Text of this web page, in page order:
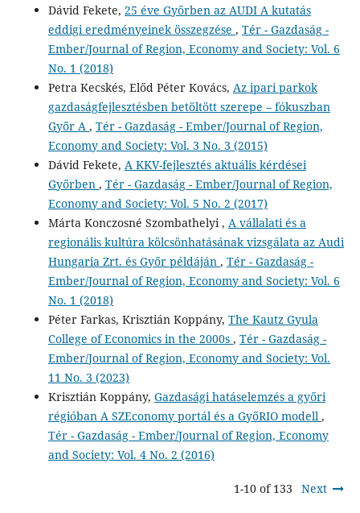
Dávid Fekete, 25 éve Győrben az AUDI A kutatás
eddigi eredményeinek összegzése , Tér - Gazdaság -
Ember/Journal of Region, Economy and Society: Vol. 6
No. 1 (2018)
Petra Kecskés, Előd Péter Kovács, Az ipari parkok
gazdaságfejlesztésben betöltött szerepe – fókuszban
Győr A , Tér - Gazdaság - Ember/Journal of Region,
Economy and Society: Vol. 3 No. 3 (2015)
Dávid Fekete, A KKV-fejlesztés aktuális kérdései
Győrben , Tér - Gazdaság - Ember/Journal of Region,
Economy and Society: Vol. 5 No. 2 (2017)
Márta Konczosné Szombathelyi , A vállalati és a
regionális kultúra kölcsönhatásának vizsgálata az Audi
Hungaria Zrt. és Győr példáján , Tér - Gazdaság -
Ember/Journal of Region, Economy and Society: Vol. 6
No. 1 (2018)
Péter Farkas, Krisztián Koppány, The Kautz Gyula
College of Economics in the 2000s , Tér - Gazdaság -
Ember/Journal of Region, Economy and Society: Vol.
11 No. 3 (2023)
Krisztián Koppány, Gazdasági hatáselemzés a győri
régióban A SZEconomy portál és a GyőRIO modell ,
Tér - Gazdaság - Ember/Journal of Region, Economy
and Society: Vol. 4 No. 2 (2016)
1-10 of 133 Next